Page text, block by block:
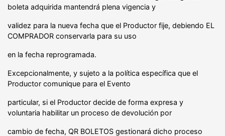
boleta adquirida mantendrá plena vigencia y
validez para la nueva fecha que el Productor fije, debiendo EL
COMPRADOR conservarla para su uso
en la fecha reprogramada.
Excepcionalmente, y sujeto a la política específica que el
Productor comunique para el Evento
particular, si el Productor decide de forma expresa y
voluntaria habilitar un proceso de devolución por
cambio de fecha, QR BOLETOS gestionará dicho proceso